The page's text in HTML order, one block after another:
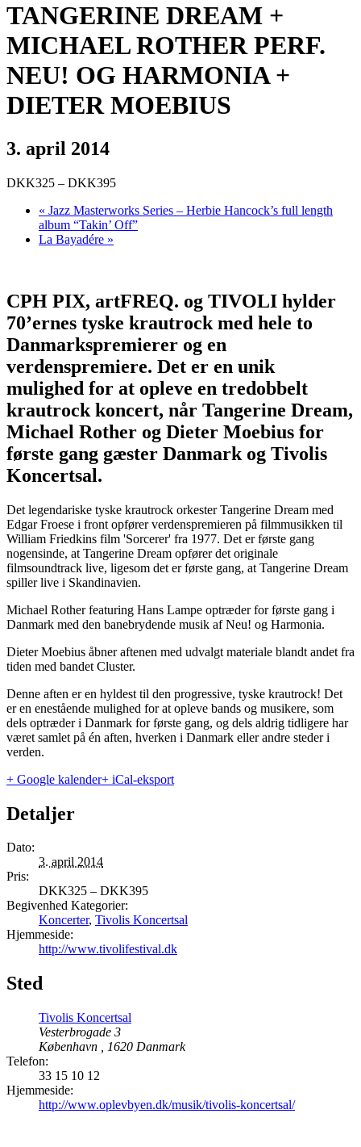
TANGERINE DREAM +
MICHAEL ROTHER PERF.
NEU! OG HARMONIA +
DIETER MOEBIUS
3. april 2014
DKK325 – DKK395
« Jazz Masterworks Series – Herbie Hancock’s full length
album “Takin’ Off”
La Bayadére »
CPH PIX, artFREQ. og TIVOLI hylder
70’ernes tyske krautrock med hele to
Danmarkspremierer og en
verdenspremiere. Det er en unik
mulighed for at opleve en tredobbelt
krautrock koncert, når Tangerine Dream,
Michael Rother og Dieter Moebius for
første gang gæster Danmark og Tivolis
Koncertsal.
Det legendariske tyske krautrock orkester Tangerine Dream med
Edgar Froese i front opfører verdenspremieren på filmmusikken til
William Friedkins film 'Sorcerer' fra 1977. Det er første gang
nogensinde, at Tangerine Dream opfører det originale
filmsoundtrack live, ligesom det er første gang, at Tangerine Dream
spiller live i Skandinavien.
Michael Rother featuring Hans Lampe optræder for første gang i
Danmark med den banebrydende musik af Neu! og Harmonia.
Dieter Moebius åbner aftenen med udvalgt materiale blandt andet fra
tiden med bandet Cluster.
Denne aften er en hyldest til den progressive, tyske krautrock! Det
er en enestående mulighed for at opleve bands og musikere, som
dels optræder i Danmark for første gang, og dels aldrig tidligere har
været samlet på én aften, hverken i Danmark eller andre steder i
verden.
+ Google kalender+ iCal-eksport
Detaljer
Dato:
3. april 2014
Pris:
DKK325 – DKK395
Begivenhed Kategorier:
Koncerter, Tivolis Koncertsal
Hjemmeside:
http://www.tivolifestival.dk
Sted
Tivolis Koncertsal
Vesterbrogade 3
København
1620 Danmark
Telefon:
33 15 10 12
Hjemmeside:
http://www.oplevbyen.dk/musik/tivolis-koncertsal/